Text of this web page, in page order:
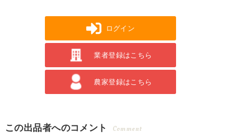
ログイン
業者登録はこちら
農家登録はこちら
この出品者へのコメント Comment